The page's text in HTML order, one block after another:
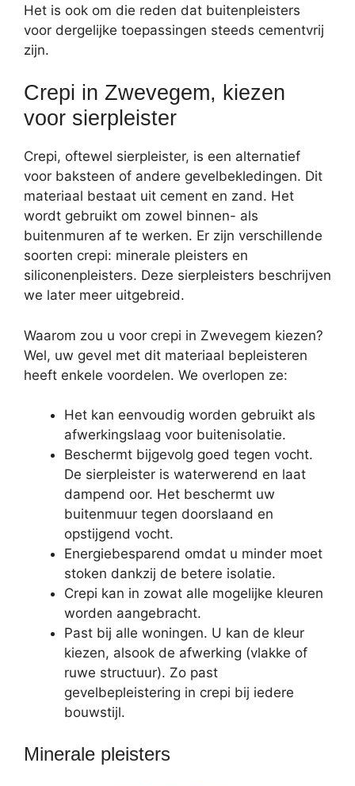
Het is ook om die reden dat buitenpleisters
voor dergelijke toepassingen steeds cementvrij
zijn.
Crepi in Zwevegem, kiezen
voor sierpleister
Crepi, oftewel sierpleister, is een alternatief
voor baksteen of andere gevelbekledingen. Dit
materiaal bestaat uit cement en zand. Het
wordt gebruikt om zowel binnen- als
buitenmuren af te werken. Er zijn verschillende
soorten crepi: minerale pleisters en
siliconenpleisters. Deze sierpleisters beschrijven
we later meer uitgebreid.
Waarom zou u voor crepi in Zwevegem kiezen?
Wel, uw gevel met dit materiaal bepleisteren
heeft enkele voordelen. We overlopen ze:
Het kan eenvoudig worden gebruikt als
afwerkingslaag voor buitenisolatie.
Beschermt bijgevolg goed tegen vocht.
De sierpleister is waterwerend en laat
dampend oor. Het beschermt uw
buitenmuur tegen doorslaand en
opstijgend vocht.
Energiebesparend omdat u minder moet
stoken dankzij de betere isolatie.
Crepi kan in zowat alle mogelijke kleuren
worden aangebracht.
Past bij alle woningen. U kan de kleur
kiezen, alsook de afwerking (vlakke of
ruwe structuur). Zo past
gevelbepleistering in crepi bij iedere
bouwstijl.
Minerale pleisters